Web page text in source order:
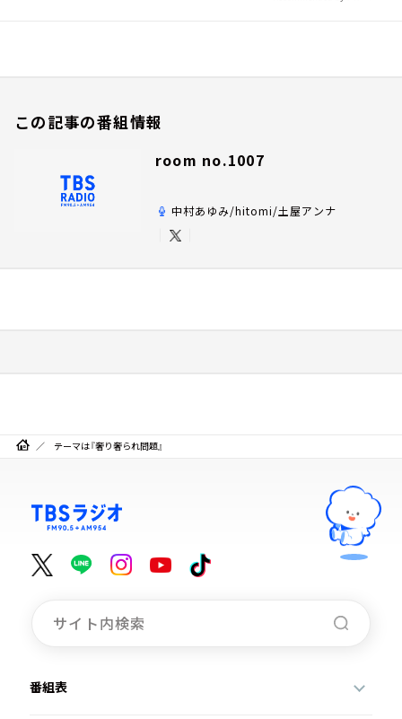
この記事の番組情報
room no.1007
中村あゆみ/hitomi/土屋アンナ
テーマは『奢り奢られ問題』
番組表